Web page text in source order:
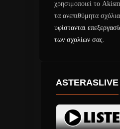
χρησιμοποιεί το
τα ανεπιθύμητα σχόλια.
υφίστανται
των σχολίων σας
ASTERASLIVE